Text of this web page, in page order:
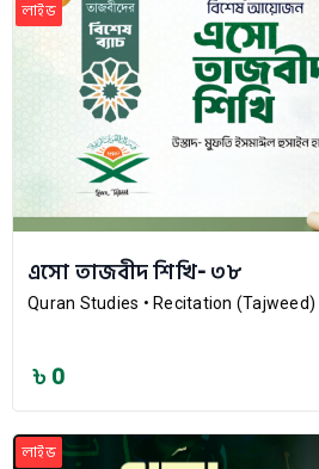
লাইভ
এসো তাজবীদ শিখি- ৩৮
Quran Studies • Recitation (Tajweed)
৳ 0
লাইভ